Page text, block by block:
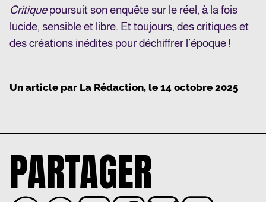
Critiquepoursuit son enquête sur le réel, à la fois
lucide, sensible et libre. Et toujours, des critiques et
des créations inédites pour déchiffrer l’époque !
Un article par La Rédaction, le 14 octobre 2025
PARTAGER